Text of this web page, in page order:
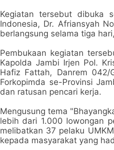
Kegiatan tersebut dibuka
Indonesia, Dr. Afriansyah
berlangsung selama tiga
Pembukaan kegiatan
Kapolda Jambi Irjen Pol.
Hafiz Fattah, Danrem
Forkopimda se-Provinsi
dan ratusan pencari kerja.
Mengusung tema
lebih dari 1.000 lowongan
melibatkan 37 pelaku
kepada masyarakat yang